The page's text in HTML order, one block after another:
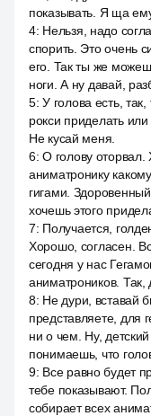
показывать. Я ща
4: Нельзя, надо
спорить. Это очень
его. Так ты же
ноги. А ну давай,
5:У голова есть,
рокси приделать
Не кусай меня.
6:О голову
аниматронику
гигами.
хочешь этого
7: Получается,
Хорошо, согласен.
сегодня у нас
аниматроников. Так,
8: Не дури, вставай
представляете, для
ни о чем. Ну,
понимаешь, что
9: Все равно будет
тебе показывают.
собирает всех